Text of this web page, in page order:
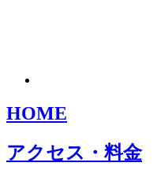
HOME
アクセス・料金